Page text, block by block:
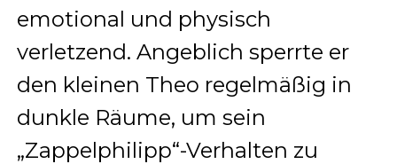
emotional und physisch
verletzend. Angeblich sperrte er
den kleinen Theo regelmäßig in
dunkle Räume, um sein
„Zappelphilipp“-Verhalten zu